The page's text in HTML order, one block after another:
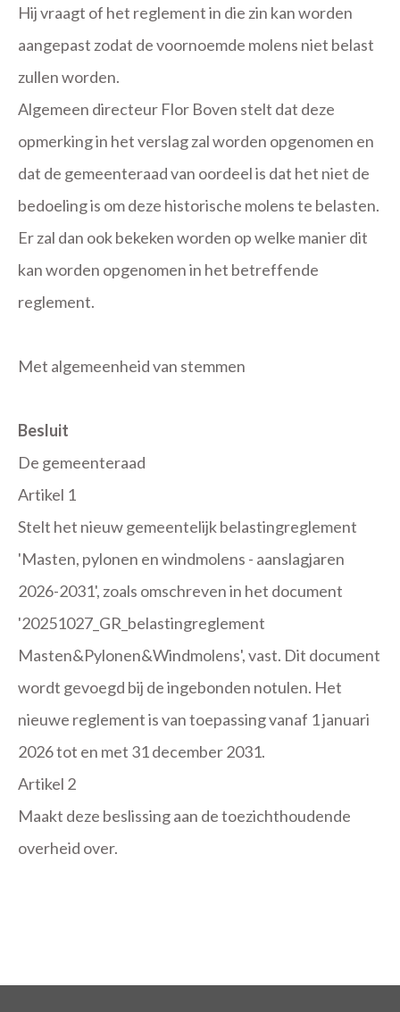
Hij vraagt of het reglement in die zin kan worden
aangepast zodat de voornoemde molens niet belast
zullen worden.
Algemeen directeur Flor Boven stelt dat deze
opmerking in het verslag zal worden opgenomen en
dat de gemeenteraad van oordeel is dat het niet de
bedoeling is om deze historische molens te belasten.
Er zal dan ook bekeken worden op welke manier dit
kan worden opgenomen in het betreffende
reglement.
Met algemeenheid van stemmen
Besluit
De gemeenteraad
Artikel 1
Stelt het nieuw gemeentelijk belastingreglement
'Masten, pylonen en windmolens - aanslagjaren
2026-2031', zoals omschreven in het document
'20251027_GR_belastingreglement
Masten&Pylonen&Windmolens', vast. Dit document
wordt gevoegd bij de ingebonden notulen. Het
nieuwe reglement is van toepassing vanaf 1 januari
2026 tot en met 31 december 2031.
Artikel 2
Maakt deze beslissing aan de toezichthoudende
overheid over.